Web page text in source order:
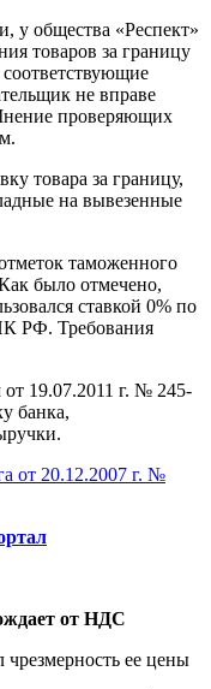
у общества «Респект»
товаров за границу
не вправе
проверяющих
товара за границу,
на вывезенные
таможенного
было отмечено,
ставкой 0% по
РФ. Требования
19.07.2011 г. № 245-
банка,
от 20.12.2007 г. №
от НДС
чрезмерность ее цены